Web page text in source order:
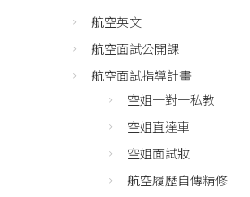
航空英文
航空面試公開課
航空面試指導計畫
空姐一對一私教
空姐直達車
空姐面試妝
航空履歷自傳精修